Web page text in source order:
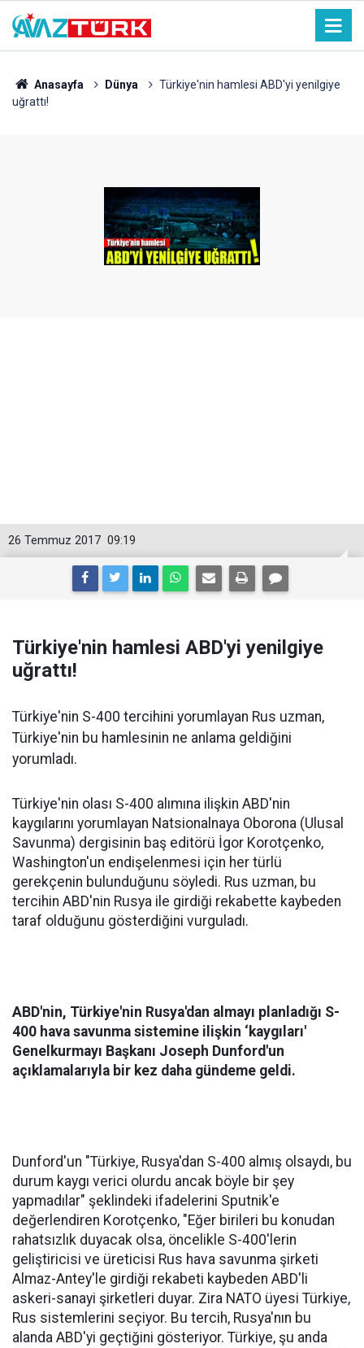
Anasayfa Dünya
Türkiye'nin hamlesi ABD'yi yenilgiye
uğrattı!
09:19
26 Temmuz 2017
Türkiye'nin hamlesi ABD'yi yenilgiye
uğrattı!
Türkiye'nin S-400 tercihini yorumlayan Rus uzman,
Türkiye'nin bu hamlesinin ne anlama geldiğini
yorumladı.
Türkiye'nin olası S-400 alımına ilişkin ABD'nin
kaygılarını yorumlayan Natsionalnaya Oborona (Ulusal
Savunma) dergisinin baş editörü İgor Korotçenko,
Washington'un endişelenmesi için her türlü
gerekçenin bulunduğunu söyledi. Rus uzman, bu
tercihin ABD'nin Rusya ile girdiği rekabette kaybeden
taraf olduğunu gösterdiğini vurguladı.
ABD'nin, Türkiye'nin Rusya'dan almayı planladığı S-
400 hava savunma sistemine ilişkin ‘kaygıları'
Genelkurmayı Başkanı Joseph Dunford'un
açıklamalarıyla bir kez daha gündeme geldi.
Dunford'un "Türkiye, Rusya'dan S-400 almış olsaydı, bu
durum kaygı verici olurdu ancak böyle bir şey
yapmadılar" şeklindeki ifadelerini Sputnik'e
değerlendiren Korotçenko, "Eğer birileri bu konudan
rahatsızlık duyacak olsa, öncelikle S-400'lerin
geliştiricisi ve üreticisi Rus hava savunma şirketi
Almaz-Antey'le girdiği rekabeti kaybeden ABD'li
askeri-sanayi şirketleri duyar. Zira NATO üyesi Türkiye,
Rus sistemlerini seçiyor. Bu tercih, Rusya'nın bu
alanda ABD'yi geçtiğini gösteriyor. Türkiye, şu anda